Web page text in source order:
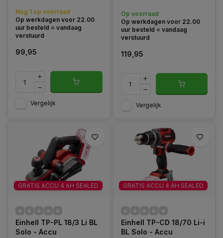
Nog 1 op voorraad
Op werkdagen voor 22.00
uur besteld = vandaag
verstuurd
99,95
Vergelijk
flexibel inzetbaar
Op voorraad
Op werkdagen voor 22.00
uur besteld = vandaag
verstuurd
119,95
Vergelijk
GRATIS ACCU 4 AH SEALED
Einhell TP-PL 18/3 Li BL
Solo - Accu
GRATIS ACCU 4 AH SEALED
Einhell TP-CD 18/70 Li-i
BL Solo - Accu